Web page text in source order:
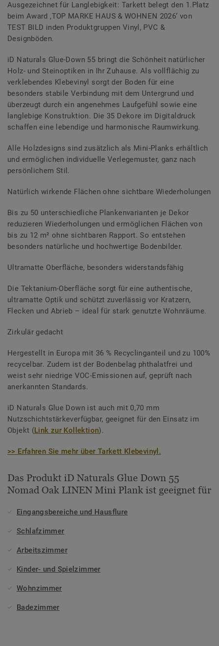
Ausgezeichnet für Langlebigkeit: Tarkett belegt den 1.Platz
beim Award ‚TOP MARKE HAUS & WOHNEN 2026‘ von
TEST BILD inden Produktgruppen Vinyl, PVC &
Designböden.
iD Naturals Glue-Down 55 bringt die Schönheit natürlicher
Holz- und Steinoptiken in Ihr Zuhause. Als vollflächig zu
verklebendes Klebevinyl sorgt der Boden für eine
besonders stabile Verbindung mit dem Untergrund und
überzeugt durch ein angenehmes Laufgefühl sowie eine
langlebige Konstruktion. Die 35 Dekore im Digitaldruck
schaffen eine lebendige und harmonische Raumwirkung.
Alle Holzdesigns sind zusätzlich als Mini-Planks erhältlich
und ermöglichen individuelle Verlegemuster, ganz nach
persönlichem Stil.
Natürlich wirkende Flächen ohne sichtbare Wiederholungen
Bis zu 50 unterschiedliche Plankenvarianten je Dekor
reduzieren Wiederholungen und ermöglichen Flächen von
bis zu 12 m² ohne sichtbaren Rapport. So entstehen
besonders natürliche und hochwertige Bodenbilder.
Ultramatte Oberfläche, besonders widerstandsfähig
Die Tektanium-Oberfläche sorgt für eine authentische,
ultramatte Optik und schützt zuverlässig vor Kratzern,
Flecken und Abrieb – ideal für stark genutzte Wohnräume.
Zirkulär gedacht
Hergestellt in Europa mit 36 % Recyclinganteil und zu 100%
recycelbar. Zudem ist der Bodenbelag phthalatfrei und
weist sehr niedrige VOC-Emissionen auf, geprüft nach
anerkannten Standards.
iD Naturals Glue Down ist auch mit 0,70 mm
Nutzschichtstärkeverfügbar, geeignet für den Einsatz im
Objekt (Link zur Kollektion).
>> Erfahren Sie mehr über Tarkett Klebevinyl.
Das Produkt iD Naturals Glue Down 55
Nomad Oak LINEN Mini Plank ist geeignet für
Eingangsbereiche und Hausflure
Schlafzimmer
Arbeitszimmer
Kinder- und Spielzimmer
Wohnzimmer
Badezimmer